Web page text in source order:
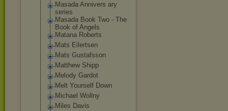
Masada Annivers ary
series
Masada Book Two - The
Book of Angels
Matana Roberts
Mats Eilertsen
Mats Gustafsson
Matthew Shipp
Melody Gardot
Melt Yourself Down
Michael Wollny
Miles Davis